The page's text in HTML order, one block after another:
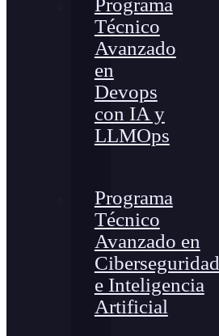
Programa
Técnico
Avanzado
en
Devops
con IA y
LLMOps
Programa
Técnico
Avanzado en
Ciberseguridad
e Inteligencia
Artificial